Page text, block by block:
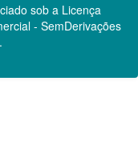
sob a Licença
- SemDerivações